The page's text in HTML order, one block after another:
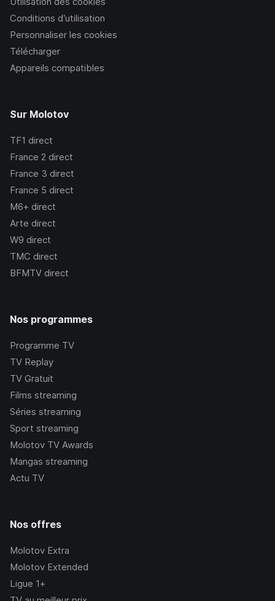
Conditions d’utilisation
Personnaliser les cookies
Télécharger
Appareils compatibles
Sur Molotov
TF1 direct
France 2 direct
France 3 direct
France 5 direct
M6+ direct
Arte direct
W9 direct
TMC direct
BFMTV direct
Nos programmes
Programme TV
TV Replay
TV Gratuit
Films streaming
Séries streaming
Sport streaming
Molotov TV Awards
Mangas streaming
Actu TV
Nos offres
Molotov Extra
Molotov Extended
Ligue 1+